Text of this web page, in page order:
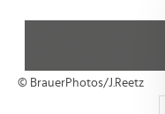
© BrauerPhotos/J.Reetz